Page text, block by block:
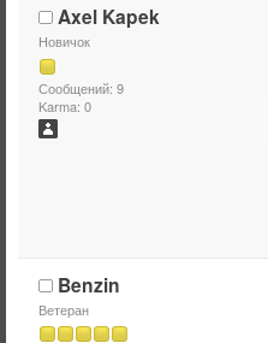
Axel Kapek
Новичок
Сообщений: 9
Karma: 0
Benzin
Ветеран